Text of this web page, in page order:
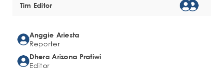
Tim Editor
Anggie Ariesta
Reporter
Dhera Arizona Pratiwi
Editor